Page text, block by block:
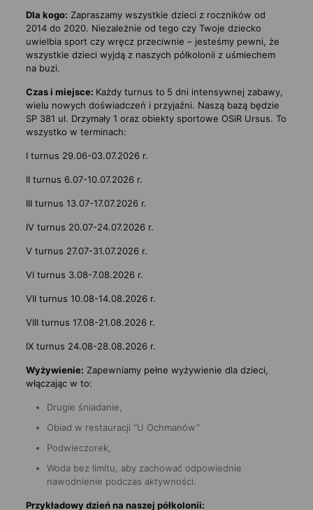
Dla kogo: Zapraszamy wszystkie dzieci z roczników od
2014 do 2020. Niezależnie od tego czy Twoje dziecko
uwielbia sport czy wręcz przeciwnie – jesteśmy pewni, że
wszystkie dzieci wyjdą z naszych półkolonii z uśmiechem
na buzi.
Czas i miejsce: Każdy turnus to 5 dni intensywnej zabawy,
wielu nowych doświadczeń i przyjaźni. Naszą bazą będzie
SP 381 ul. Drzymały 1 oraz obiekty sportowe OSiR Ursus. To
wszystko w terminach:
I turnus 29.06-03.07.2026 r.
II turnus 6.07-10.07.2026 r.
III turnus 13.07-17.07.2026 r.
IV turnus 20.07-24.07.2026 r.
V turnus 27.07-31.07.2026 r.
VI turnus 3.08-7.08.2026 r.
VII turnus 10.08-14.08.2026 r.
VIII turnus 17.08-21.08.2026 r.
IX turnus 24.08-28.08.2026 r.
Wyżywienie: Zapewniamy pełne wyżywienie dla dzieci,
włączając w to:
Drugie śniadanie,
Obiad w restauracji “U Ochmanów”
Podwieczorek,
Woda bez limitu, aby zachować odpowiednie
nawodnienie podczas aktywności.
Przykładowy dzień na naszej półkolonii: